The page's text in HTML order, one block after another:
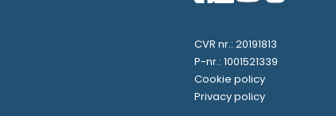
CVR nr.: 20191813
P-nr.: 1001521339
Cookie policy
Privacy policy